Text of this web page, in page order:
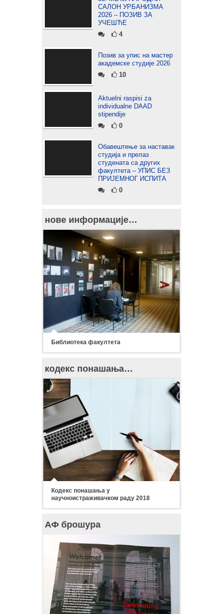
САЛОН УРБАНИЗМА
2026 – ПОЗИВ ЗА
УЧЕШЋЕ
4
Позив за упис на мастер
академске студије 2026
10
Aktuelni raspisi za
individualne DAAD
stipendije
0
Обавештење за наставак
студија и прелаз
студената са других
факултета – УПИС БЕЗ
ПРИЈЕМНОГ ИСПИТА
0
нове информације…
Библиотека факултета
кодекс понашања…
Кодекс понашања у
научноистраживачком раду 2018
АФ брошура